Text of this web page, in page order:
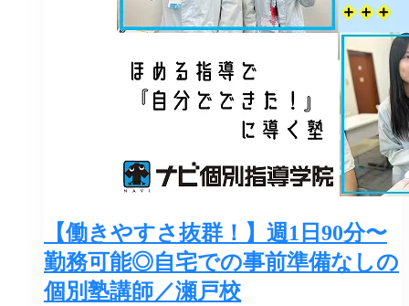
【働きやすさ抜群！】週1日90分〜
勤務可能◎自宅での事前準備なしの
個別塾講師／瀬戸校